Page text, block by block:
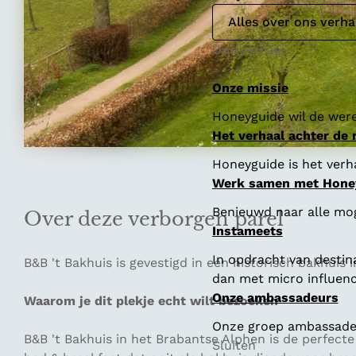
Alles over ons
Ons verhaal
Onze missie
Honeyguide wil de
Het verhaal achter de
Honeyguide is het
Werk samen met
Benieuwd naar alle
Instameets
In opdracht van
dan met micro
Onze ambassadeurs
Onze groep
Sluiten
Over deze verborgen parel
B&B 't Bakhuis is gevestigd in een historisch
Waarom je dit plekje echt wilt bezoeken
B&B 't Bakhuis in het Brabantse Alphen is de